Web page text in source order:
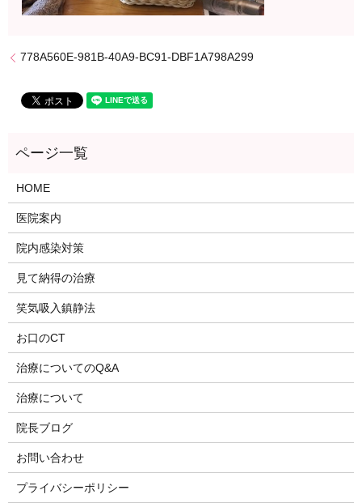
778A560E-981B-40A9-BC91-DBF1A798A299
HOME
医院案内
院内感染対策
見て納得の治療
笑気吸入鎮静法
お口のCT
治療についてのQ&A
治療について
院長ブログ
お問い合わせ
プライバシーポリシー